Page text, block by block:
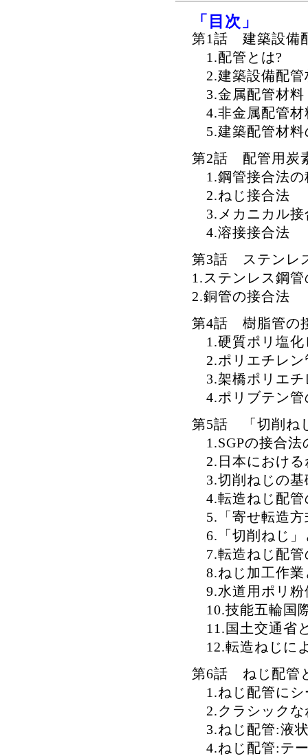
「目次」
第1話 建築設備
1.配管とは?
2.建築設備配管
3.金属配管材料
4.非金属配管材
5.建築配管材料
第2話 配管用炭
1.鋼管接合法の
2.ねじ接合法
3.メカニカル接
4.溶接接合法
第3話 ステンレ
1.ステンレス鋼
2.銅管の接合法
第4話 樹脂管の
1.硬質ポリ塩化
2.ポリエチレン
3.架橋ポリエチ
4.ポリブテン管
第5話 「切削ね
1.SGPの接合法
2.日本における
3.切削ねじの基
4.転造ねじ配管
5.「寄せ転造方
6.「切削ねじ」
7.転造ねじ配管
8.ねじ加工作業
9.水道用ポリ粉
10.技能五輪国
11.国土交通省
12.転造ねじに
第6話 ねじ配管
1.ねじ配管にシ
2.クラシックな
3.ねじ配管:液
4.ねじ配管:テ